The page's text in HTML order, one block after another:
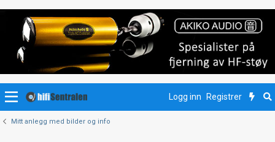
Logg inn Registrer
Mitt anlegg med bilder og info